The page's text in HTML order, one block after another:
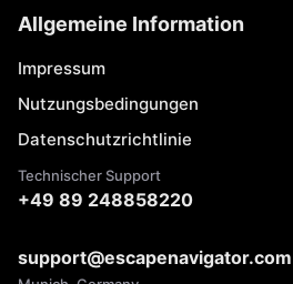
Allgemeine Information
Impressum
Nutzungsbedingungen
Datenschutzrichtlinie
Technischer Support
+49 89 248858220
support@escapenavigator.com